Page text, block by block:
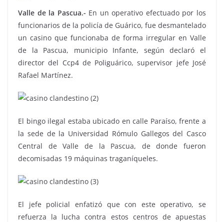
Valle de la Pascua.- En un operativo efectuado por los
funcionarios de la policía de Guárico, fue desmantelado
un casino que funcionaba de forma irregular en Valle
de la Pascua, municipio Infante, según declaró el
director del Ccp4 de Poliguárico, supervisor jefe José
Rafael Martínez.
El bingo ilegal estaba ubicado en calle Paraíso, frente a
la sede de la Universidad Rómulo Gallegos del Casco
Central de Valle de la Pascua, de donde fueron
decomisadas 19 máquinas traganíqueles.
El jefe policial enfatizó que con este operativo, se
refuerza la lucha contra estos centros de apuestas